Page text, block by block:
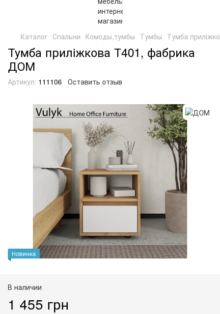
Каталог Спальни Комоды,тумбы Тумбы Тумба
Тумба приліжкова Т401, фабрика
ДОМ
Артикул: 111106 Оставить отзыв
Новинка
В наличии
1 455 грн